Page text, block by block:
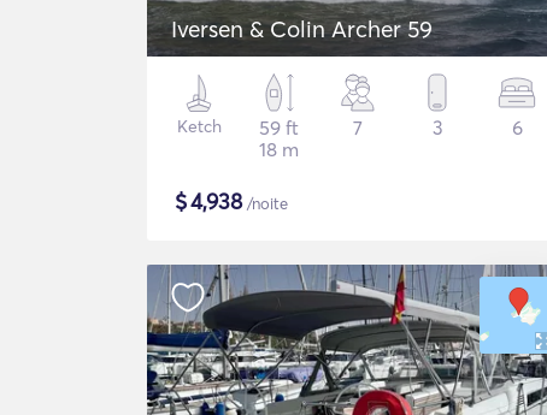
Iversen & Colin Archer 59
Ketch
59 ft
18 m
7 3 6
$4,938/noite